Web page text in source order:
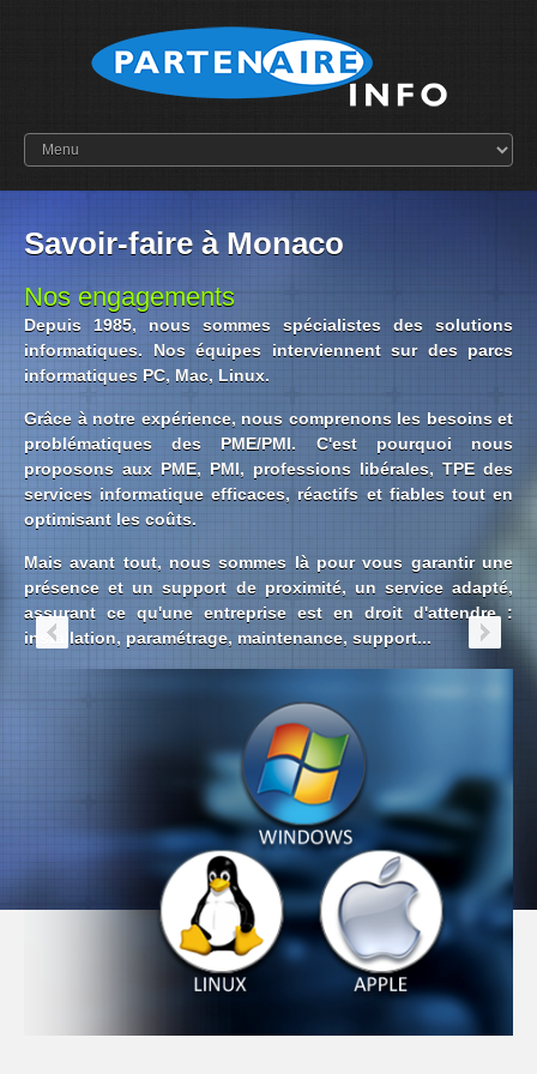
Savoir-faire à Monaco
Nos engagements
Depuis 1985, nous sommes spécialistes des solutions
informatiques. Nos équipes interviennent sur des parcs
informatiques PC, Mac, Linux.
Grâce à notre expérience, nous comprenons les besoins et
problématiques des PME/PMI. C'est pourquoi nous
proposons aux PME, PMI, professions libérales, TPE des
services informatique efficaces, réactifs et fiables tout en
optimisant les coûts.
Mais avant tout, nous sommes là pour vous garantir une
présence et un support de proximité, un service adapté,
assurant ce qu'une entreprise est en droit d'attendre :
installation, paramétrage, maintenance, support...